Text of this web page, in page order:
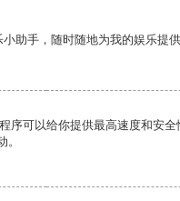
助手，随时随地为我的娱乐提供
序可以给你提供最高速度和安